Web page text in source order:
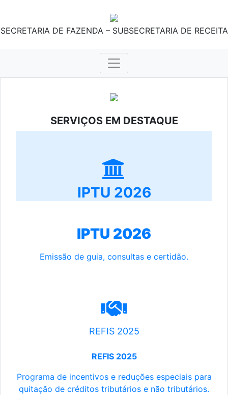
SECRETARIA DE FAZENDA – SUBSECRETARIA DE RECEITA
SERVIÇOS EM DESTAQUE
IPTU 2026
IPTU 2026
Emissão de guia, consultas e certidão.
REFIS 2025
REFIS 2025
Programa de incentivos e reduções especiais para
quitação de créditos tributários e não tributários.